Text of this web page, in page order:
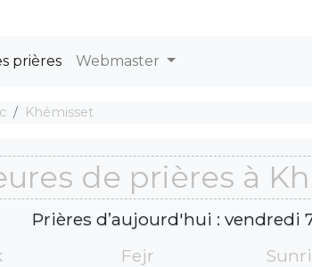
prières Webmaster
Khémisset
de prières à
Prières d’aujourd'hui : vendredi
Fejr